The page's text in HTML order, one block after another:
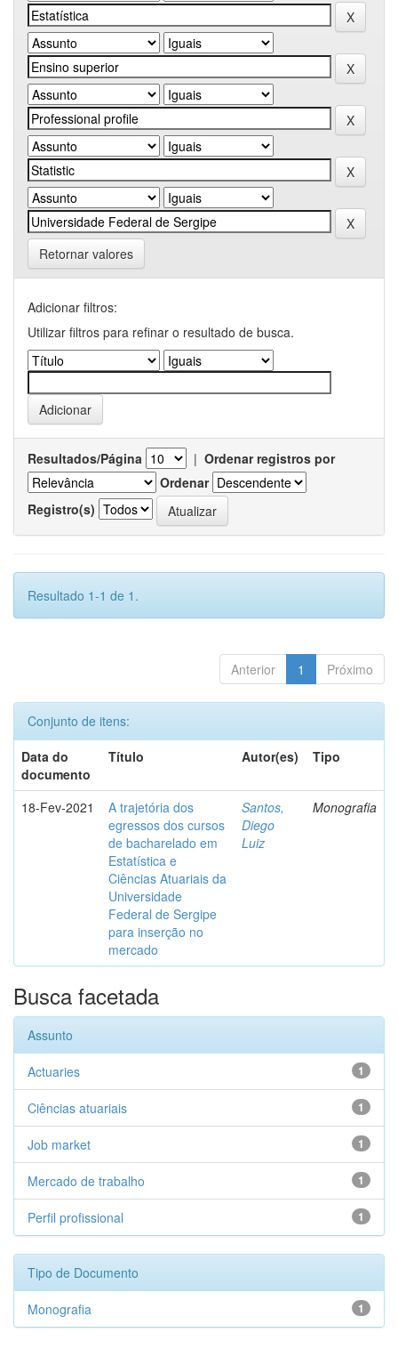
Retornar valores
Adicionar filtros:
Utilizar filtros para refinar o resultado de busca.
Resultados/Página | Ordenar registros por
Ordenar
Registro(s)
Resultado 1-1 de 1.
Anterior 1 Próximo
Conjunto de itens:
Data do
documento
Título Autor(es) Tipo
18-Fev-2021
A trajetória dos
egressos dos cursos
de bacharelado em
Estatística e
Ciências Atuariais da
Universidade
Federal de Sergipe
para inserção no
mercado
Santos,
Diego
Luiz
Monografia
Busca facetada
Assunto
1
Actuaries
1
Ciências atuariais
1
Job market
1
Mercado de trabalho
1
Perfil profissional
Tipo de Documento
1
Monografia